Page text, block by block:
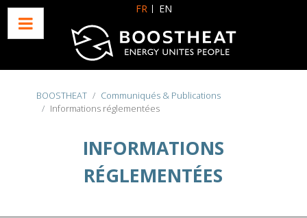
Sélectionnez votre langue FR EN
BOOSTHEAT
Communiqués & Publications
Informations réglementées
INFORMATIONS
RÉGLEMENTÉES